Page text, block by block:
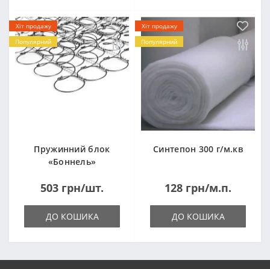
Хіт продажу
Популярний
Пружинний блок
«Боннель»
503 грн/шт.
ДО КОШИКА
Хіт продажу
Популярний
Синтепон 300 г/м.кв
128 грн/м.п.
ДО КОШИКА